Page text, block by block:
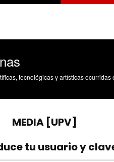
y artísticas ocurridas en los tres